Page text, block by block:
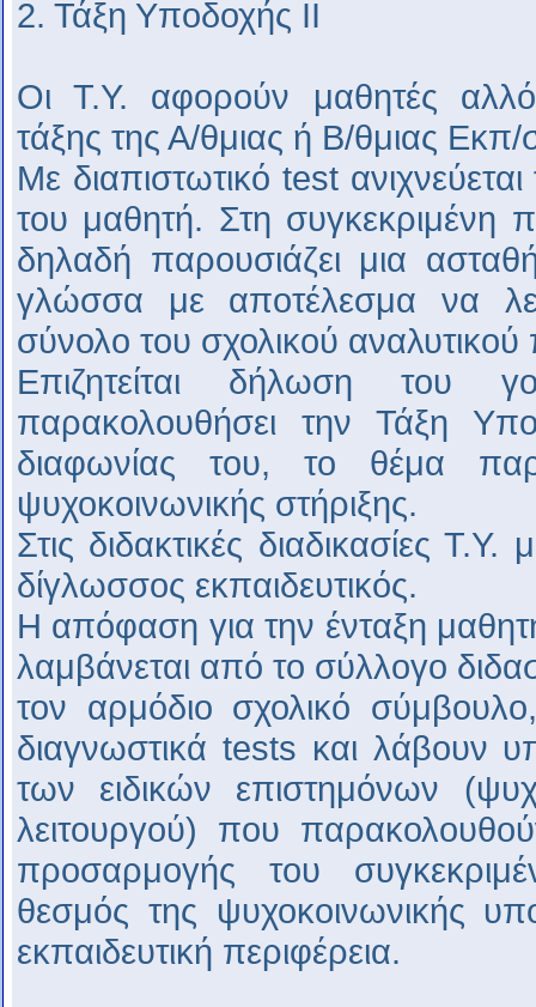
2. Τάξη Υποδοχής ΙΙ
Οι Τ.Υ. αφορούν μαθητές
τάξης της Α/θμιας ή Β/θμιας Εκπ/
Με διαπιστωτικό test
του μαθητή. Στη συγκεκριμένη
δηλαδή παρουσιάζει μια
γλώσσα με αποτέλεσμα να
σύνολο του σχολικού
Επιζητείται δήλωση του
παρακολουθήσει την Τάξη
διαφωνίας του, το θέμα
ψυχοκοινωνικής στήριξης.
Στις διδακτικές διαδικασίες
δίγλωσσος εκπαιδευτικός.
Η απόφαση για την ένταξη
λαμβάνεται από το σύλλογο
τον αρμόδιο σχολικό
διαγνωστικά tests και λάβουν
των ειδικών επιστημόνων
λειτουργού) που
προσαρμογής του
θεσμός της ψυχοκοινωνικής
εκπαιδευτική περιφέρεια.